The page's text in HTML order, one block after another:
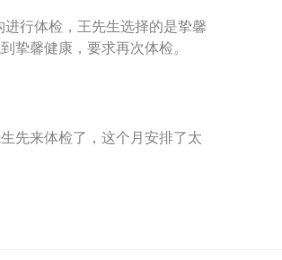
行体检，王先生选择的是挚馨
挚馨健康，要求再次体检。
先来体检了，这个月安排了太